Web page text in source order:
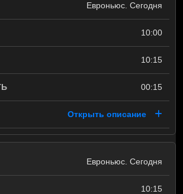
Евроньюс. Сегодня
10:00
10:15
00:15
Открыть описание
Евроньюс. Сегодня
10:15